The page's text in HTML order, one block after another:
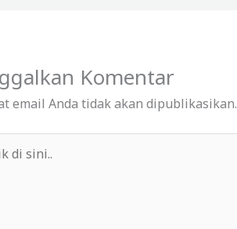
Komentar
email Anda tidak akan dipublikasikan.